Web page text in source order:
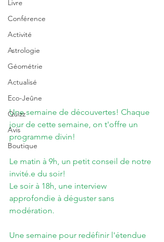
Livre
Conférence
Activité
Astrologie
Géométrie
Actualisé
Eco-Jeûne
Quizz
Avis
Boutique
Une semaine de découvertes! Chaque
jour de cette semaine, on t'offre un
programme divin!
Le matin à 9h, un petit conseil de notre
invité.e du soir!
Le soir à 18h, une interview
approfondie à déguster sans
modération.
Une semaine pour redéfinir l'étendue